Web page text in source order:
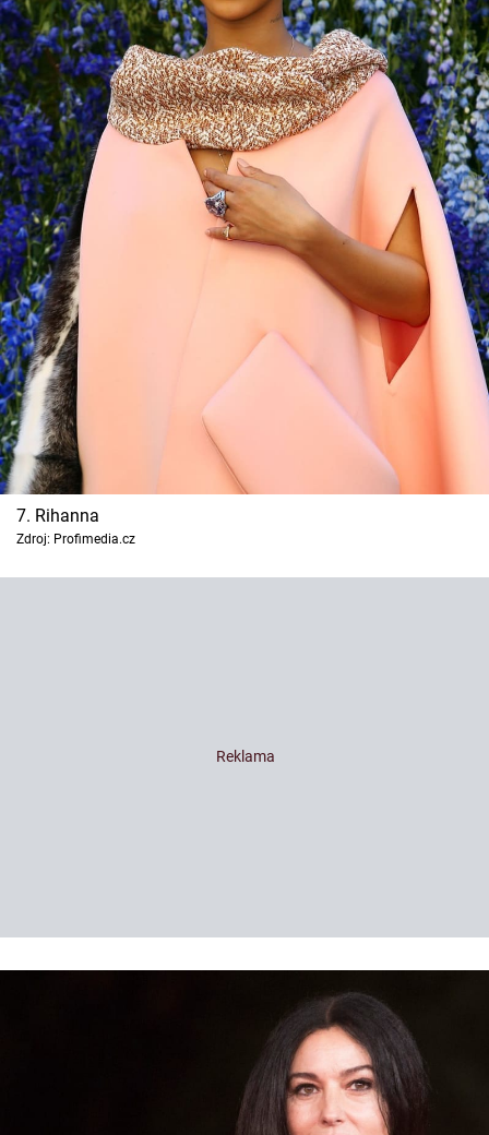
7. Rihanna
Zdroj: Profimedia.cz